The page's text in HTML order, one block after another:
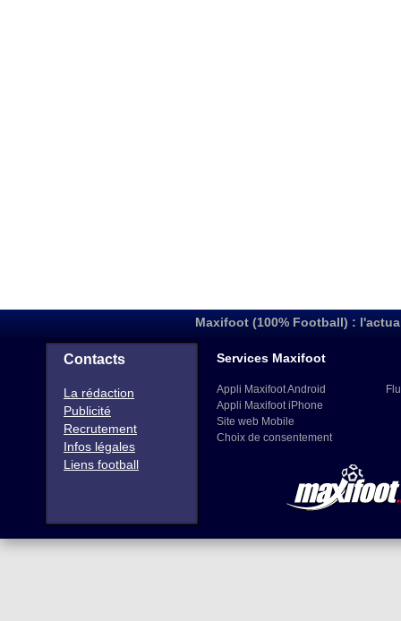
Maxifoot (100% Football) :
Contacts
La rédaction
Publicité
Recrutement
Infos légales
Liens football
Services Maxifoot
Appli Maxifoot Android
Appli Maxifoot iPhone
Site web Mobile
Choix de consentement